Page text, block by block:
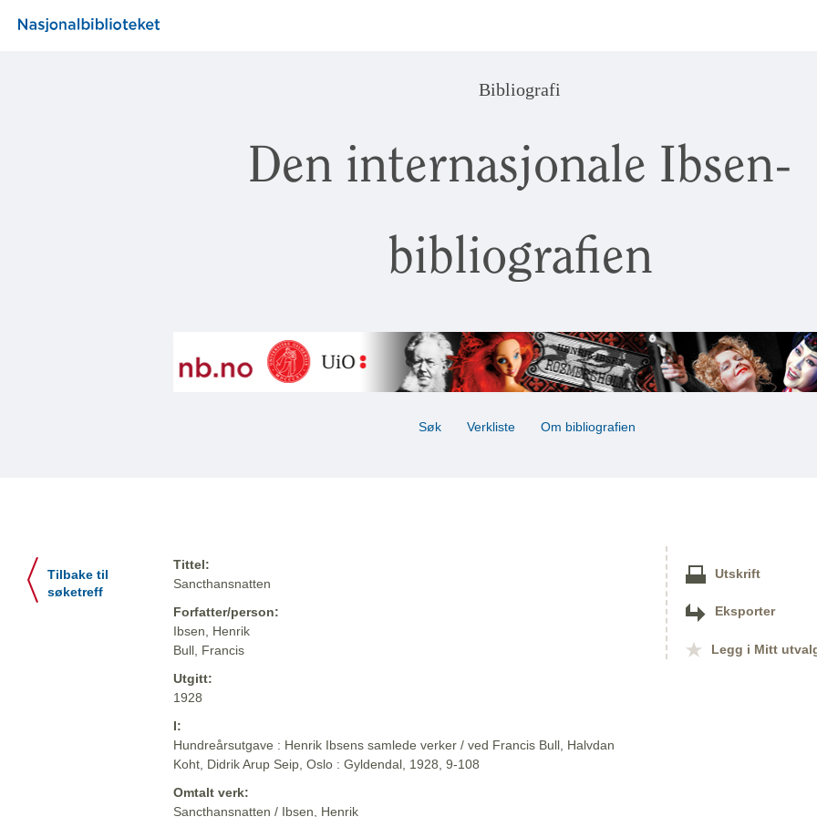
Bibliografi
Den internasjonale Ibsen-
bibliografien
Søk Verkliste Om bibliografien
Tilbake til
søketreff
Tittel:
Sancthansnatten
Forfatter/person:
Ibsen, Henrik
Bull, Francis
Utgitt:
1928
I:
Hundreårsutgave : Henrik Ibsens samlede verker / ved Francis Bull, Halvdan
Koht, Didrik Arup Seip, Oslo : Gyldendal, 1928, 9-108
Omtalt verk:
Sancthansnatten / Ibsen, Henrik
Utskrift
Eksporter
Legg i Mitt